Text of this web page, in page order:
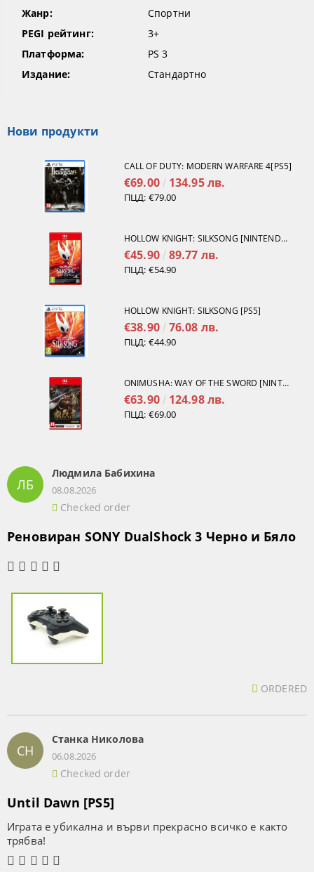
Жанр:
Спортни
PEGI рейтинг:
3+
Платформа:
PS 3
Издание:
Стандартно
Нови продукти
CALL OF DUTY: MODERN WARFARE 4[PS5]
€69.00 134.95 лв.
ПЦД: €79.00
HOLLOW KNIGHT: SILKSONG [NINTENDO SWITCH 2]
€45.90 89.77 лв.
ПЦД: €54.90
HOLLOW KNIGHT: SILKSONG [PS5]
€38.90 76.08 лв.
ПЦД: €44.90
ONIMUSHA: WAY OF THE SWORD [NINTENDO SWITCH 2]
€63.90 124.98 лв.
ПЦД: €69.00
ЛБ
Людмила Бабихина
08.08.2026
Checked order
Реновиран SONY DualShock 3 Черно и Бяло
ORDERED
СН
Станка Николова
06.08.2026
Checked order
Until Dawn [PS5]
Играта е убикална и върви прекрасно всичко е както
трябва!